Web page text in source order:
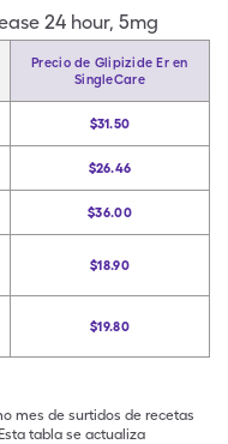
24 hour, 5mg
Precio de Glipizide Er en
SingleCare
$31.50
$26.46
$36.00
$18.90
$19.80
mes de surtidos de recetas
tabla se actualiza